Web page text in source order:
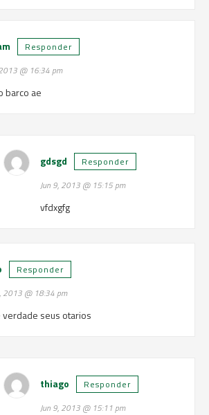
Responder
@ 16:34 pm
barco ae
gdsgd Responder
Jun 9, 2013 @ 15:15 pm
vfdxgfg
Responder
2013 @ 18:34 pm
verdade seus otarios
thiago Responder
Jun 9, 2013 @ 15:11 pm